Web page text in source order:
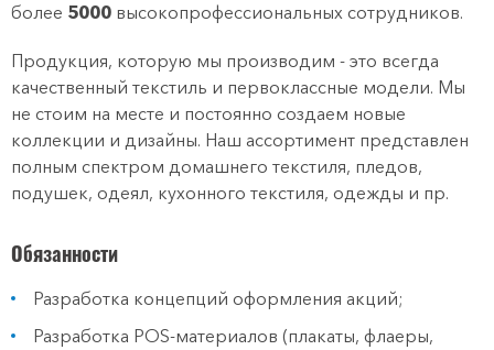
более 5000 высокопрофессиональных сотрудников.
Продукция, которую мы производим - это всегда
качественный текстиль и первоклассные модели. Мы
не стоим на месте и постоянно создаем новые
коллекции и дизайны. Наш ассортимент представлен
полным спектром домашнего текстиля, пледов,
подушек, одеял, кухонного текстиля, одежды и пр.
Обязанности
Разработка концепций оформления акций;
Разработка POS-материалов (плакаты, флаеры,